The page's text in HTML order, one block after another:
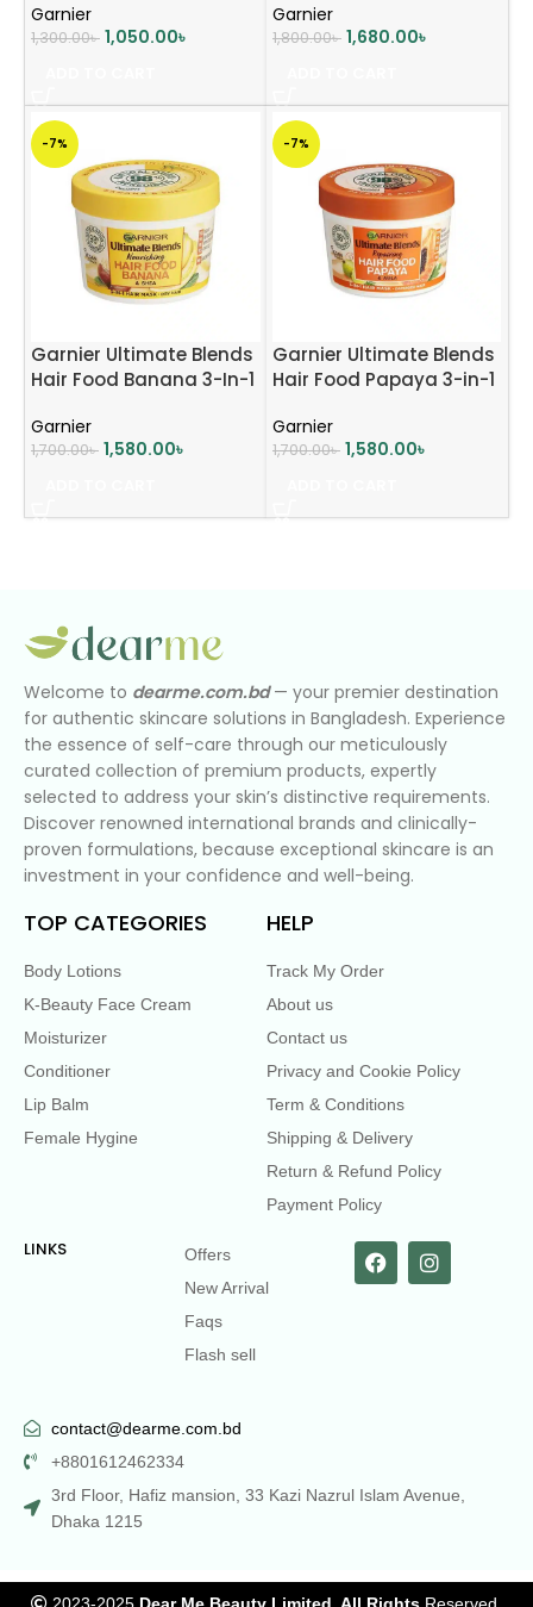
Garnier
1,300.00৳ 1,050.00৳
390ml
Garnier
1,800.00৳ 1,680.00৳
-7%
Garnier Ultimate Blends
Hair Food Banana 3-In-1
Treatment – 390ml
Garnier
1,700.00৳ 1,580.00৳
-7%
Garnier Ultimate Blends
Hair Food Papaya 3-in-1
Treatment – 390ml
Garnier
1,700.00৳ 1,580.00৳
Welcome to dearme.com.bd— your premier destination
for authentic skincare solutions in Bangladesh. Experience
the essence of self-care through our meticulously
curated collection of premium products, expertly
selected to address your skin’s distinctive requirements.
Discover renowned international brands and clinically-
proven formulations, because exceptional skincare is an
investment in your confidence and well-being.
TOP CATEGORIES
Body Lotions
K-Beauty Face Cream
Moisturizer
Conditioner
Lip Balm
Female Hygine
HELP
Track My Order
About us
Contact us
Privacy and Cookie Policy
Term & Conditions
Shipping & Delivery
Return & Refund Policy
Payment Policy
LINKS
Offers
New Arrival
Faqs
Flash sell
contact@dearme.com.bd
+8801612462334
3rd Floor, Hafiz mansion, 33 Kazi Nazrul Islam Avenue,
Dhaka 1215